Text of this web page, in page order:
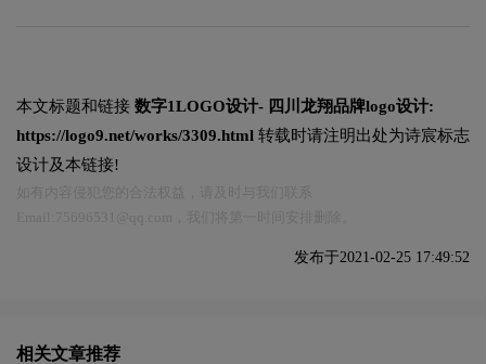
本文标题和链接 数字1LOGO设计- 四川龙翔品牌logo设计:
https://logo9.net/works/3309.html 转载时请注明出处为诗宸标志
设计及本链接!
发布于2021-02-25 17:49:52
相关文章推荐